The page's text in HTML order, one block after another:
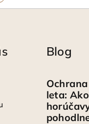
Blog
leta: